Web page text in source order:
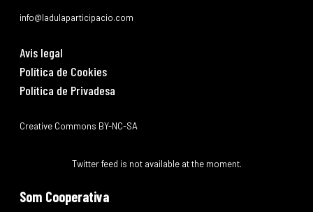
info@ladulaparticipacio.com
Avis legal
Política de Cookies
Política de Privadesa
Creative Commons BY-NC-SA
Twitter feed is not available at the moment.
Som Cooperativa